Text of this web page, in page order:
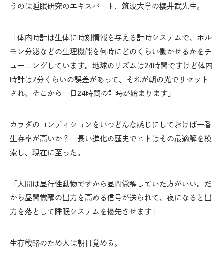
うのは睡眠研究のエキスパート、筑波大学の櫻井武先生。
「体内時計は生体に時刻情報を与える計時システムで、ホル
モン分泌などの生理機能を何時にどのくらい働かせるかをチ
ューニングしています。地球のリズムは24時間ですけど体内
時計は7分くらいの誤差があって、それが朝の光でリセット
され、そこから一日24時間の計時が始まります」
カラダのコンディションをいつどんな感じにしておけば一番
生存率が高いか？ 長い進化の歴史でヒトはその最適解を模
索し、現在に至った。
「人間は昼行性動物ですから昼間覚醒していた方がいい。だ
から昼間覚醒の出力を高める信号が送られて、夜になると出
力を落として睡眠システムを優先させます」
生存戦略のため人は朝目覚める。